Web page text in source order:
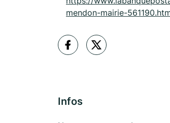
mendon-mairie-
Infos